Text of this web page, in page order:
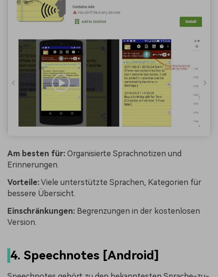
Am besten für: Organisierte Sprachnotizen und
Erinnerungen.
Vorteile:Viele unterstützte Sprachen, Kategorien für
bessere Übersicht.
Einschränkungen: Begrenzungen in der kostenlosen
Version.
4. Speechnotes [Android]